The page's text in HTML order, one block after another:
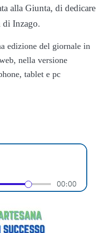
alla Giunta, di dedicare
di Inzago.
edizione del giornale in
nella versione
tablet e pc